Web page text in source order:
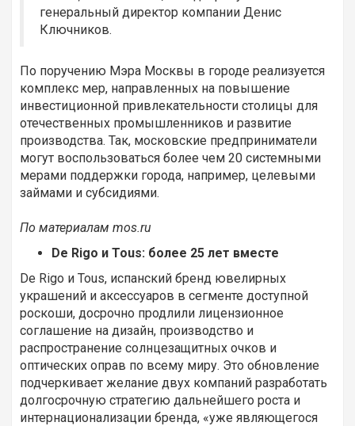
генеральный директор компании Денис
Ключников.
По поручению Мэра Москвы в городе реализуется
комплекс мер, направленных на повышение
инвестиционной привлекательности столицы для
отечественных промышленников и развитие
производства. Так, московские предприниматели
могут воспользоваться более чем 20 системными
мерами поддержки города, например, целевыми
займами и субсидиями.
По материалам mos.ru
De Rigo и Tous: более 25 лет вместе
De Rigo и Tous, испанский бренд ювелирных
украшений и аксессуаров в сегменте доступной
роскоши, досрочно продлили лицензионное
соглашение на дизайн, производство и
распространение солнцезащитных очков и
оптических оправ по всему миру. Это обновление
подчеркивает желание двух компаний разработать
долгосрочную стратегию дальнейшего роста и
интернационализации бренда, «уже являющегося